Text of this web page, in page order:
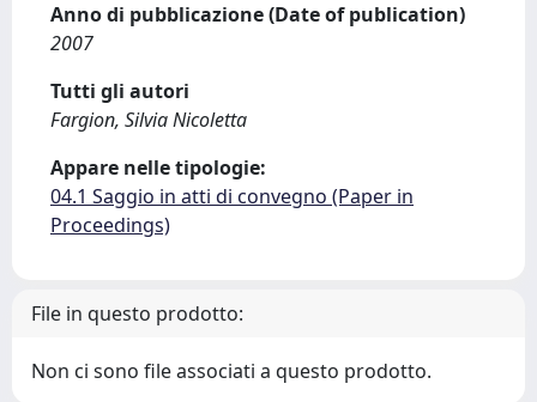
Anno di pubblicazione (Date of publication)
2007
Tutti gli autori
Fargion, Silvia Nicoletta
Appare nelle tipologie:
04.1 Saggio in atti di convegno (Paper in
Proceedings)
File in questo prodotto:
Non ci sono file associati a questo prodotto.